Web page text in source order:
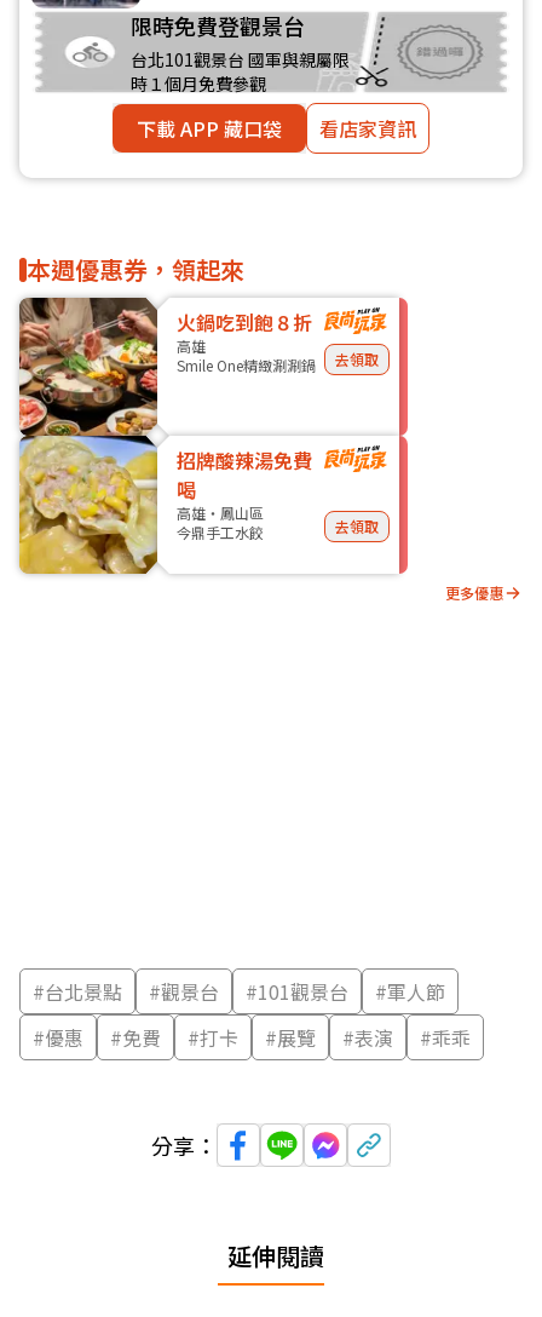
限時免費登觀景台
台北101觀景台 國軍與親屬限
時１個月免費參觀
下載 APP 藏口袋 看店家資訊
本週優惠券，領起來
火鍋吃到飽８折
高雄
Smile One精緻涮涮鍋
去領取
招牌酸辣湯免費
喝
高雄・鳳山區
今鼎手工水餃
去領取
更多優惠
#台北景點 #觀景台 #101觀景台 #軍人節
#優惠 #免費 #打卡 #展覽 #表演 #乖乖
分享：
延伸閱讀